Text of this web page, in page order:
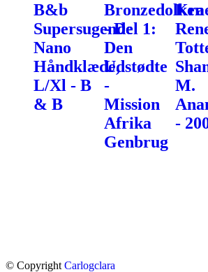
B&b
Supersugende
Nano
Håndklæde,
L/Xl - B
& B
Bronzedolken
- Del 1:
Den
Udstødte
-
Mission
Afrika
Genbrug
M.
-
© Copyright Carlogclara